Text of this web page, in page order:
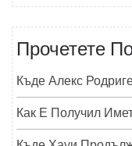
Прочетете
Къде Алекс
Как Е Получил